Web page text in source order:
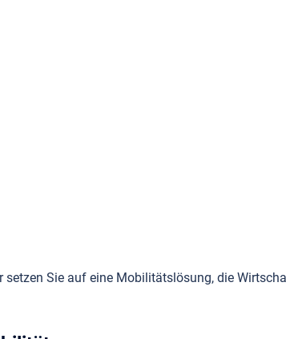
Sie auf eine Mobilitätslösung, die